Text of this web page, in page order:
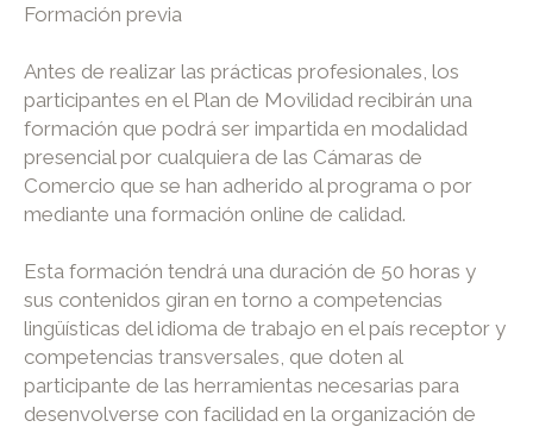
Formación previa
Antes de realizar las prácticas profesionales, los
participantes en el Plan de Movilidad recibirán una
formación que podrá ser impartida en modalidad
presencial por cualquiera de las Cámaras de
Comercio que se han adherido al programa o por
mediante una formación online de calidad.
Esta formación tendrá una duración de 50 horas y
sus contenidos giran en torno a competencias
lingüísticas del idioma de trabajo en el país receptor y
competencias transversales, que doten al
participante de las herramientas necesarias para
desenvolverse con facilidad en la organización de